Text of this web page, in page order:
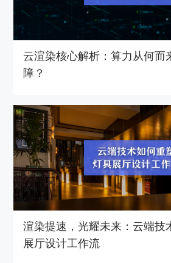
云渲染核心解析：算力从何而
障？
渲染提速，光耀未来：云端技
展厅设计工作流